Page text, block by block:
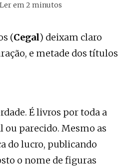
Ler em 2 minutos
(Cegal) deixam claro
e metade dos títulos
É livros por toda a
parecido. Mesmo as
do lucro, publicando
o nome de figuras